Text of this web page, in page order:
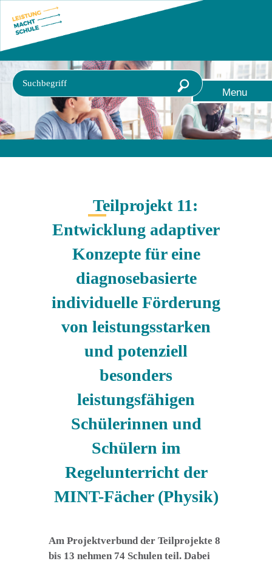
Direkt
zum
Direkt
zum
Hauptmenu
Direkt
zur
Menu
Suchbegriff
Suche
starten
Teilprojekt 11:
Entwicklung adaptiver
Konzepte für eine
diagnosebasierte
individuelle Förderung
von leistungsstarken
und potenziell
besonders
leistungsfähigen
Schülerinnen und
Schülern im
Regelunterricht der
MINT-Fächer (Physik)
Am Projektverbund der Teilprojekte 8
bis 13 nehmen 74 Schulen teil. Dabei